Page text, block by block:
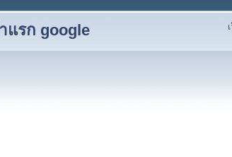
แรก google